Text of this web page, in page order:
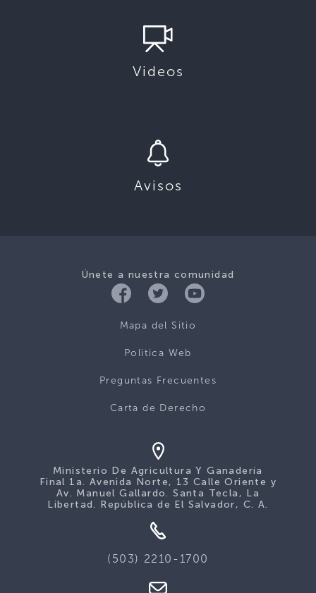
Videos
Avisos
Únete a nuestra comunidad
Mapa del Sitio
Politica Web
Preguntas Frecuentes
Carta de Derecho
Ministerio De Agricultura Y Ganadería
Final 1a. Avenida Norte, 13 Calle Oriente y
Av. Manuel Gallardo. Santa Tecla, La
Libertad. República de El Salvador, C. A.
(503) 2210-1700